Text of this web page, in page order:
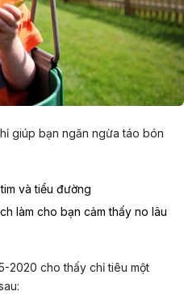
giúp bạn ngăn ngừa táo bón
và tiểu đường
làm cho bạn cảm thấy no lâu
2020 cho thấy chỉ tiêu một